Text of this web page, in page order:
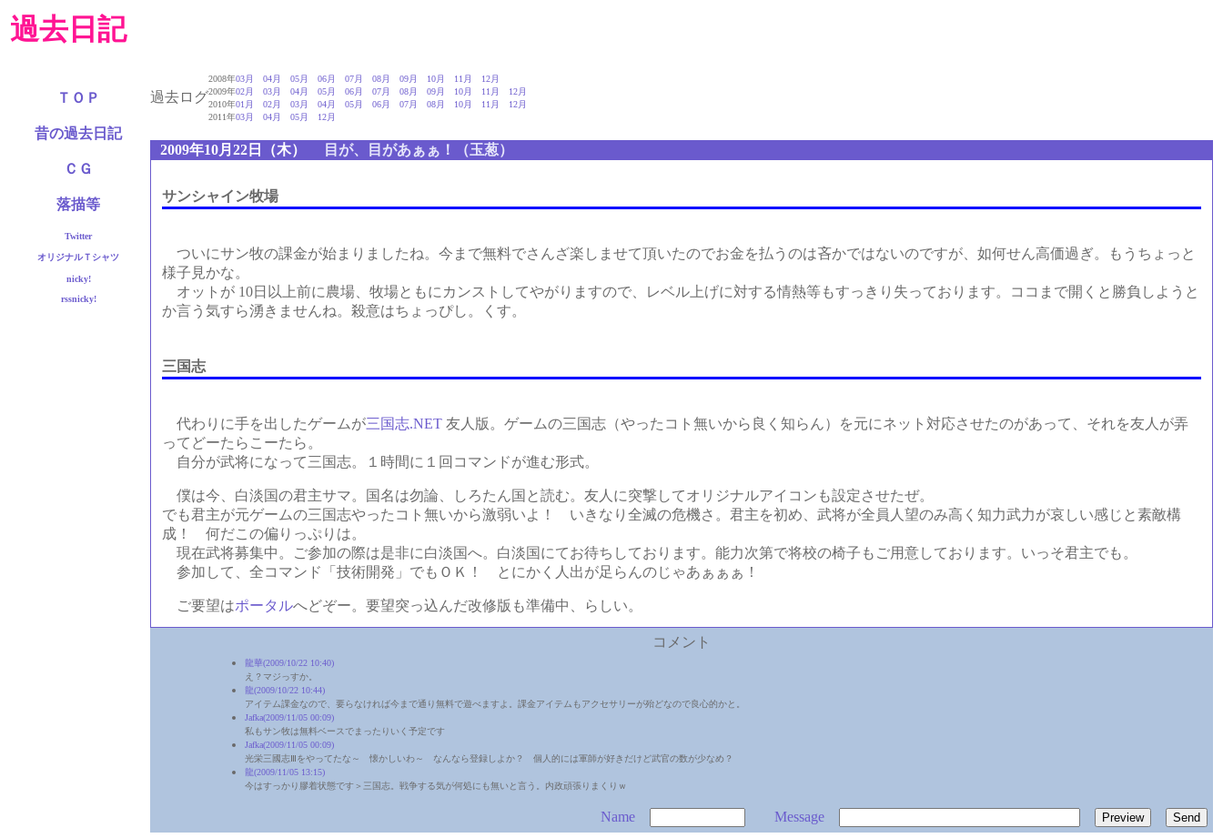
過去日記
ＴＯＰ
昔の過去日記
ＣＧ
落描等
Twitter
オリジナルＴシャツ
nicky!
rssnicky!
過去ログ
2008年03月 04月 05月 06月 07月 08月 09月 10月 11月
12月
2009年02月 03月 04月 05月 06月 07月 08月 09月 10月 11月
12月
2010年01月 02月 03月 04月 05月 06月 07月 08月 10月 11月
12月
2011年03月 04月 05月 12月
2009年10月22日（木） 目が、目があぁぁ！（玉葱）
サンシャイン牧場
ついにサン牧の課金が始まりましたね。今まで無料でさんざ楽しませて頂いたのでお金を払うのは吝かではないのですが、如何せん高価過ぎ。もうちょっと
様子見かな。
オットが 10日以上前に農場、牧場ともにカンストしてやがりますので、レベル上げに対する情熱等もすっきり失っております。ココまで開くと勝負しようと
か言う気すら湧きませんね。殺意はちょっぴし。くす。
三国志
代わりに手を出したゲームが三国志.NET 友人版。ゲームの三国志（やったコト無いから良く知らん）を元にネット対応させたのがあって、それを友人が弄
ってどーたらこーたら。
自分が武将になって三国志。１時間に１回コマンドが進む形式。
僕は今、白淡国の君主サマ。国名は勿論、しろたん国と読む。友人に突撃してオリジナルアイコンも設定させたぜ。
でも君主が元ゲームの三国志やったコト無いから激弱いよ！ いきなり全滅の危機さ。君主を初め、武将が全員人望のみ高く知力武力が哀しい感じと素敵構
成！ 何だこの偏りっぷりは。
現在武将募集中。ご参加の際は是非に白淡国へ。白淡国にてお待ちしております。能力次第で将校の椅子もご用意しております。いっそ君主でも。
参加して、全コマンド「技術開発」でもＯＫ！ とにかく人出が足らんのじゃあぁぁぁ！
ご要望はポータルへどぞー。要望突っ込んだ改修版も準備中、らしい。
コメント
龍華(2009/10/22 10:40)
え？マジっすか。
龍(2009/10/22 10:44)
アイテム課金なので、要らなければ今まで通り無料で遊べますよ。課金アイテムもアクセサリーが殆どなので良心的かと。
Jafka(2009/11/05 00:09)
私もサン牧は無料ベースでまったりいく予定です
Jafka(2009/11/05 00:09)
光栄三國志Ⅲをやってたな～ 懐かしいわ～ なんなら登録しよか？ 個人的には軍師が好きだけど武官の数が少なめ？
龍(2009/11/05 13:15)
今はすっかり膠着状態です＞三国志。戦争する気が何処にも無いと言う。内政頑張りまくりｗ
Name Message